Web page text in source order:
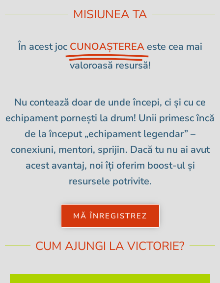
reuși la facultate și dincolo de ea.
MISIUNEA TA
În acest joc CUNOAȘTEREA este cea mai
valoroasă resursă!
Nu contează doar de unde începi, ci și cu ce
echipament pornești la drum! Unii primesc încă
de la început „echipament legendar” –
conexiuni, mentori, sprijin. Dacă tu nu ai avut
acest avantaj, noi îți oferim boost-ul și
resursele potrivite.
MĂ ÎNREGISTREZ
CUM AJUNGI LA VICTORIE?